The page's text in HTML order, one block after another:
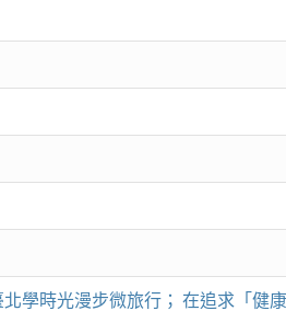
學時光漫步微旅行； 在追求「健